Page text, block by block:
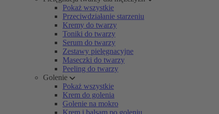
Pokaż wszystkie
Przeciwdziałanie starzeniu
Kremy do twarzy
Toniki do twarzy
Serum do twarzy
Zestawy pielęgnacyjne
Maseczki do twarzy
Peeling do twarzy
Golenie
Pokaż wszystkie
Krem do golenia
Golenie na mokro
Krem i balsam po goleniu